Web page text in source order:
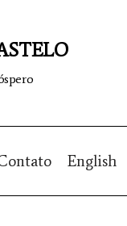
English